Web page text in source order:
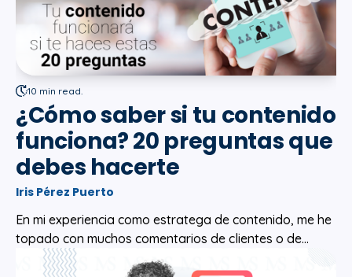
10 min read.
¿Cómo saber si tu contenido
funciona? 20 preguntas que
debes hacerte
Iris Pérez Puerto
En mi experiencia como estratega de contenido, me he
topado con muchos comentarios de clientes o de...